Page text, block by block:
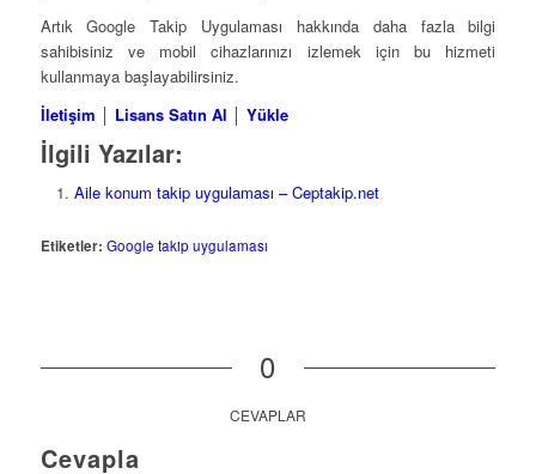
Artık Google Takip Uygulaması hakkında daha fazla bilgi
sahibisiniz ve mobil cihazlarınızı izlemek için bu hizmeti
kullanmaya başlayabilirsiniz.
İletişim │ Lisans Satın Al │ Yükle
İlgili Yazılar:
Aile konum takip uygulaması – Ceptakip.net
Etiketler: Google takip uygulaması
0
CEVAPLAR
Cevapla